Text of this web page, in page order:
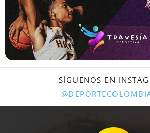
SÍGUENOS EN